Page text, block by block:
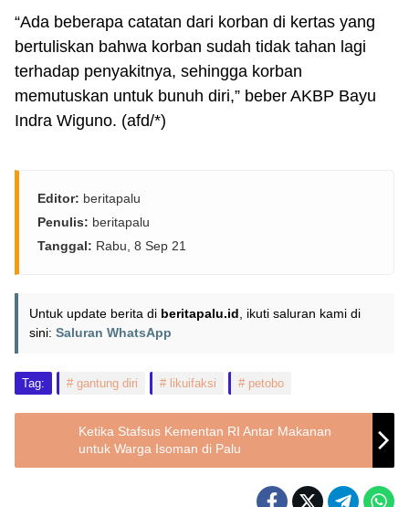
“Ada beberapa catatan dari korban di kertas yang
bertuliskan bahwa korban sudah tidak tahan lagi
terhadap penyakitnya, sehingga korban
memutuskan untuk bunuh diri,” beber AKBP Bayu
Indra Wiguno. (afd/*)
Editor: beritapalu
Penulis: beritapalu
Tanggal: Rabu, 8 Sep 21
Untuk update berita di beritapalu.id , ikuti saluran kami di
sini: Saluran WhatsApp
Tag: gantung diri likuifaksi petobo
Ketika Stafsus Kementan RI Antar Makanan
untuk Warga Isoman di Palu